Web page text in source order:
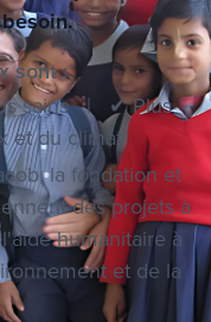
sont :
sains | ✔ Plus
et du climat
la fondation et
des projets à
humanitaire à
et de la